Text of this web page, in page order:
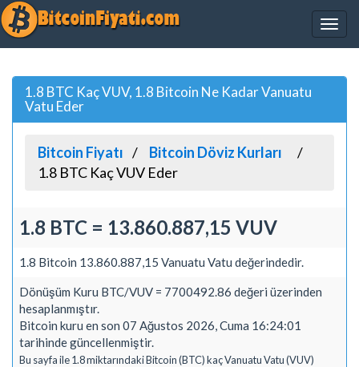
1.8 BTC Kaç VUV, 1.8 Bitcoin Ne Kadar Vanuatu
Vatu Eder
Bitcoin Fiyatı
Bitcoin Döviz Kurları
1.8 BTC Kaç VUV Eder
1.8 BTC = 13.860.887,15 VUV
1.8 Bitcoin 13.860.887,15 Vanuatu Vatu değerindedir.
Dönüşüm Kuru BTC/VUV = 7700492.86 değeri üzerinden
hesaplanmıştır.
Bitcoin kuru en son 07 Ağustos 2026, Cuma 16:24:01
tarihinde güncellenmiştir.
Bu sayfa ile 1.8 miktarındaki Bitcoin (BTC) kaç Vanuatu Vatu (VUV)